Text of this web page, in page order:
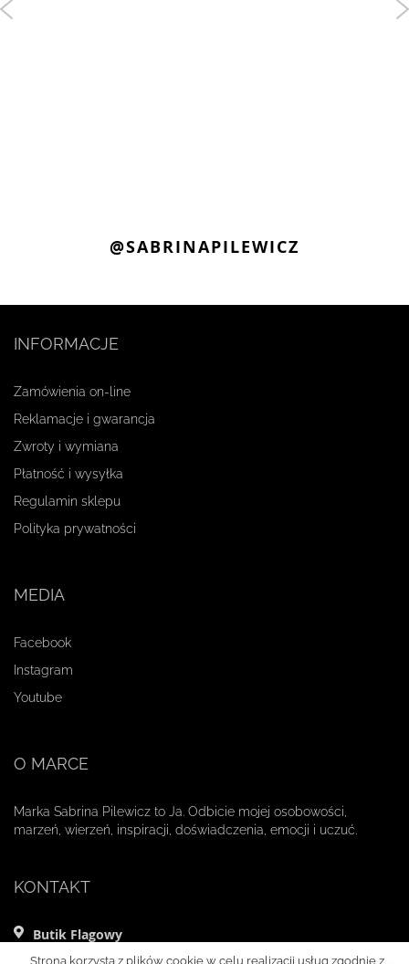
@SABRINAPILEWICZ
INFORMACJE
Zamówienia on-line
Reklamacje i gwarancja
Zwroty i wymiana
Płatność i wysyłka
Regulamin sklepu
Polityka prywatności
MEDIA
Facebook
Instagram
Youtube
O MARCE
Marka Sabrina Pilewicz to Ja. Odbicie mojej osobowości,
marzeń, wierzeń, inspiracji, doświadczenia, emocji i uczuć.
KONTAKT
Butik Flagowy
ul. Mikołaja Kopernika 11 lok. 1
Strona korzysta z plików cookie w celu realizacji usług zgodnie z